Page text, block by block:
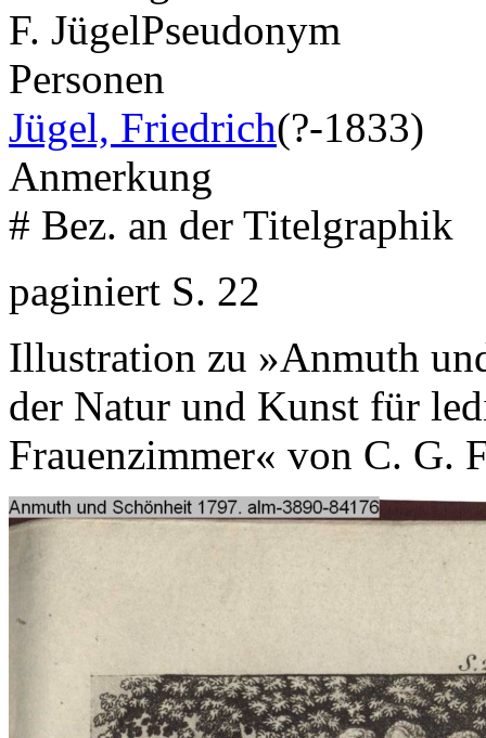
F. JügelPseudonym
Personen
Jügel, Friedrich(?-1833)
Anmerkung
# Bez. an der Titelgraphik
paginiert S. 22
Illustration zu »Anmuth
der Natur und Kunst für
Frauenzimmer« von C. G.